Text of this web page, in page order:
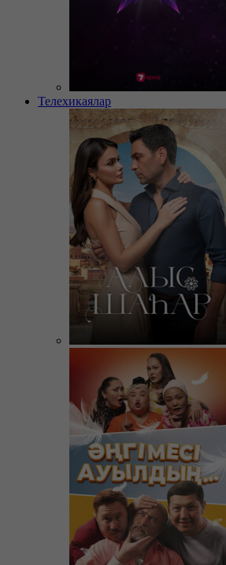
Телехикаялар